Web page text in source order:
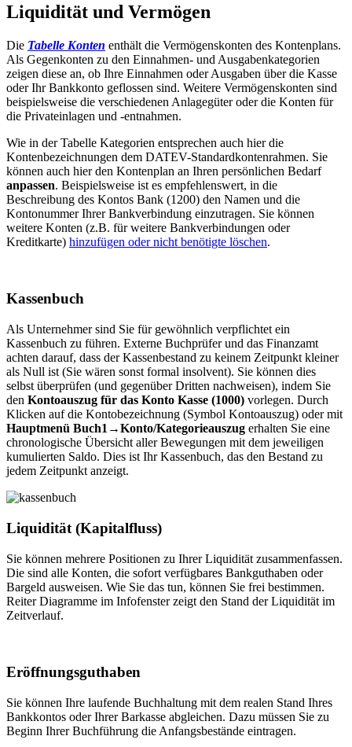
Liquidität und Vermögen
Die Tabelle Konten enthält die Vermögenskonten des Kontenplans.
Als Gegenkonten zu den Einnahmen- und Ausgabenkategorien
zeigen diese an, ob Ihre Einnahmen oder Ausgaben über die Kasse
oder Ihr Bankkonto geflossen sind. Weitere Vermögenskonten sind
beispielsweise die verschiedenen Anlagegüter oder die Konten für
die Privateinlagen und -entnahmen.
Wie in der Tabelle Kategorien entsprechen auch hier die
Kontenbezeichnungen dem DATEV-Standardkontenrahmen. Sie
können auch hier den Kontenplan an Ihren persönlichen Bedarf
anpassen. Beispielsweise ist es empfehlenswert, in die
Beschreibung des Kontos Bank (1200) den Namen und die
Kontonummer Ihrer Bankverbindung einzutragen. Sie können
weitere Konten (z.B. für weitere Bankverbindungen oder
Kreditkarte) hinzufügen oder nicht benötigte löschen.
Kassenbuch
Als Unternehmer sind Sie für gewöhnlich verpflichtet ein
Kassenbuch zu führen. Externe Buchprüfer und das Finanzamt
achten darauf, dass der Kassenbestand zu keinem Zeitpunkt kleiner
als Null ist (Sie wären sonst formal insolvent). Sie können dies
selbst überprüfen (und gegenüber Dritten nachweisen), indem Sie
den Kontoauszug für das Konto Kasse (1000) vorlegen. Durch
Klicken auf die Kontobezeichnung (Symbol Kontoauszug) oder mit
Hauptmenü Buch1→Konto/Kategorieauszug erhalten Sie eine
chronologische Übersicht aller Bewegungen mit dem jeweiligen
kumulierten Saldo. Dies ist Ihr Kassenbuch, das den Bestand zu
jedem Zeitpunkt anzeigt.
Liquidität (Kapitalfluss)
Sie können mehrere Positionen zu Ihrer Liquidität zusammenfassen.
Die sind alle Konten, die sofort verfügbares Bankguthaben oder
Bargeld ausweisen. Wie Sie das tun, können Sie frei bestimmen.
Reiter Diagramme im Infofenster zeigt den Stand der Liquidität im
Zeitverlauf.
Eröffnungsguthaben
Sie können Ihre laufende Buchhaltung mit dem realen Stand Ihres
Bankkontos oder Ihrer Barkasse abgleichen. Dazu müssen Sie zu
Beginn Ihrer Buchführung die Anfangsbestände eintragen.